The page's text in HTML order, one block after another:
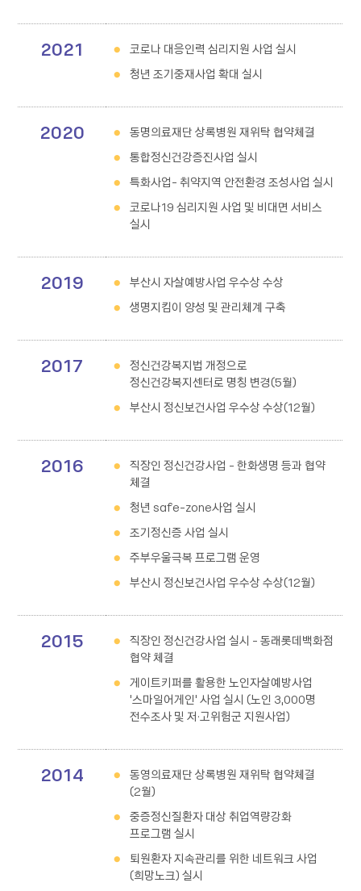
2021
코로나 대응인력 심리지원 사업 실시
청년 조기중재사업 확대 실시
2020
동명의료재단 상록병원 재위탁 협약체결
통합정신건강증진사업 실시
특화사업- 취약지역 안전환경 조성사업 실시
코로나19 심리지원 사업 및 비대면 서비스
실시
2019
부산시 자살예방사업 우수상 수상
생명지킴이 양성 및 관리체계 구축
2017
정신건강복지법 개정으로
정신건강복지센터로 명칭 변경(5월)
부산시 정신보건사업 우수상 수상(12월)
2016
직장인 정신건강사업 - 한화생명 등과 협약
체결
청년 safe-zone사업 실시
조기정신증 사업 실시
주부우울극복 프로그램 운영
부산시 정신보건사업 우수상 수상(12월)
2015
직장인 정신건강사업 실시 - 동래롯데백화점
협약 체결
게이트키퍼를 활용한 노인자살예방사업
'스마일어게인' 사업 실시 (노인 3,000명
전수조사 및 저·고위험군 지원사업)
2014
동영의료재단 상록병원 재위탁 협약체결
(2월)
중증정신질환자 대상 취업역량강화
프로그램 실시
퇴원환자 지속관리를 위한 네트워크 사업
(희망노크) 실시